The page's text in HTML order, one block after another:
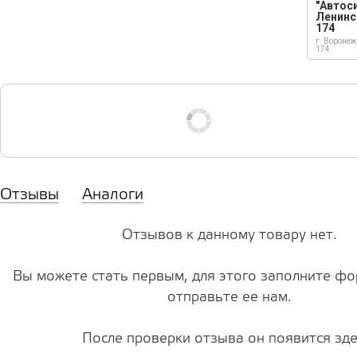
174
г.
174
Отзывы Аналоги
Отзывов к данному товару нет.
Вы можете стать первым, для этого заполните
отправьте ее нам.
После проверки отзыва он появится